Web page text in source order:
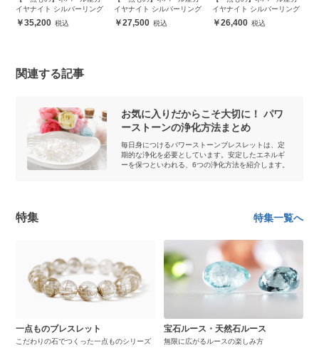
イヤナイト シルバーリング
35,200
イヤナイト シルバーリング
27,500
イヤナイト シルバーリング
26,400
関連する記事
お気に入りだからこそ大切に！ パワ
ーストーンの浄化方法まとめ
毎日身につけるパワーストーンブレスレットは、定
期的な浄化を必要としています。安定したエネルギ
ーを保つといわれる、6つの浄化方法を紹介します。
特集 特集一覧へ
一点ものブレスレット
こだわりの石でつくった一点ものシリーズ
宝石ルース・天然石ルース
無限に広がるルースの楽しみ方